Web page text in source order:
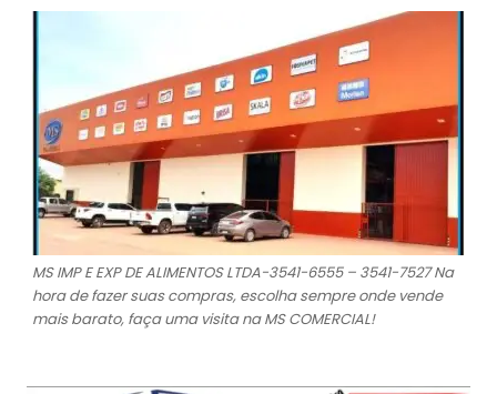
MS IMP E EXP DE ALIMENTOS LTDA-3541-6555 – 3541-7527 Na
hora de fazer suas compras, escolha sempre onde vende
mais barato, faça uma visita na MS COMERCIAL!